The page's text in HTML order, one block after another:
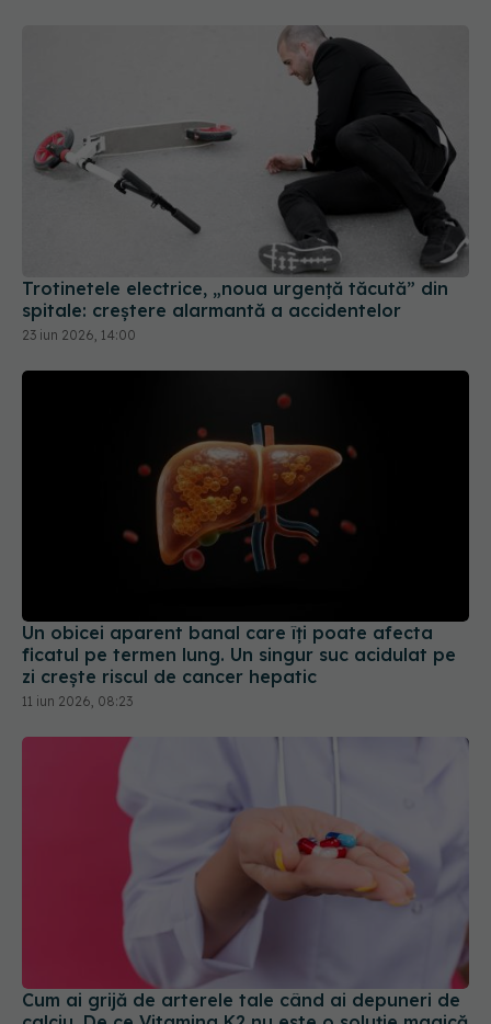
Trotinetele electrice, „noua urgență tăcută” din
spitale: creștere alarmantă a accidentelor
23 iun 2026, 14:00
Un obicei aparent banal care îți poate afecta
ficatul pe termen lung. Un singur suc acidulat pe
zi crește riscul de cancer hepatic
11 iun 2026, 08:23
Cum ai grijă de arterele tale când ai depuneri de